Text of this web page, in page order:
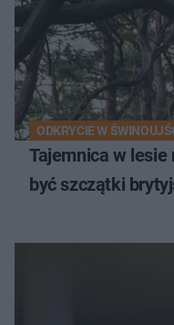
ODKRYCIE W
Tajemnica w lesie
być szczątki